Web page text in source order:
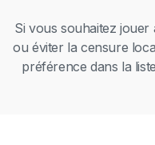
Si vous souhaitez
ou éviter la censure
préférence dans la